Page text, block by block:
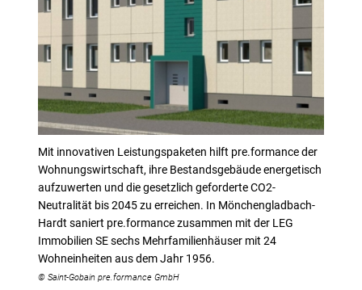
Mit innovativen Leistungspaketen hilft pre.formance der
Wohnungswirtschaft, ihre Bestandsgebäude energetisch
aufzuwerten und die gesetzlich geforderte CO2-
Neutralität bis 2045 zu erreichen. In Mönchengladbach-
Hardt saniert pre.formance zusammen mit der LEG
Immobilien SE sechs Mehrfamilienhäuser mit 24
Wohneinheiten aus dem Jahr 1956.
© Saint-Gobain pre.formance GmbH